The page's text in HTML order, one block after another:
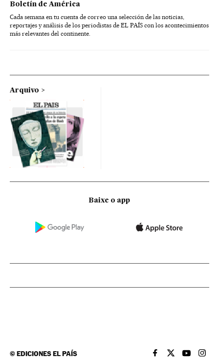
Boletín de América
Cada semana en tu cuenta de correo una selección de las noticias,
reportajes y análisis de los periodistas de EL PAÍS con los acontecimientos
más relevantes del continente.
Arquivo
Baixe o app
©EDICIONES EL PAÍS EL PAÍS BRASIL EN
EL PAÍSEL PAÍS
EL